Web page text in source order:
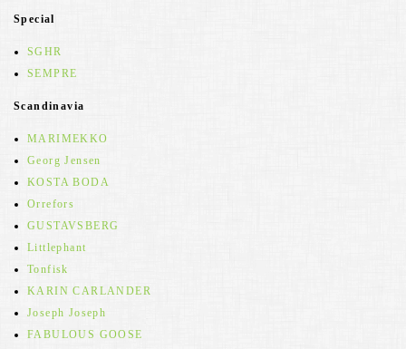
Special
SGHR
SEMPRE
Scandinavia
MARIMEKKO
Georg Jensen
KOSTA BODA
Orrefors
GUSTAVSBERG
Littlephant
Tonfisk
KARIN CARLANDER
Joseph Joseph
FABULOUS GOOSE